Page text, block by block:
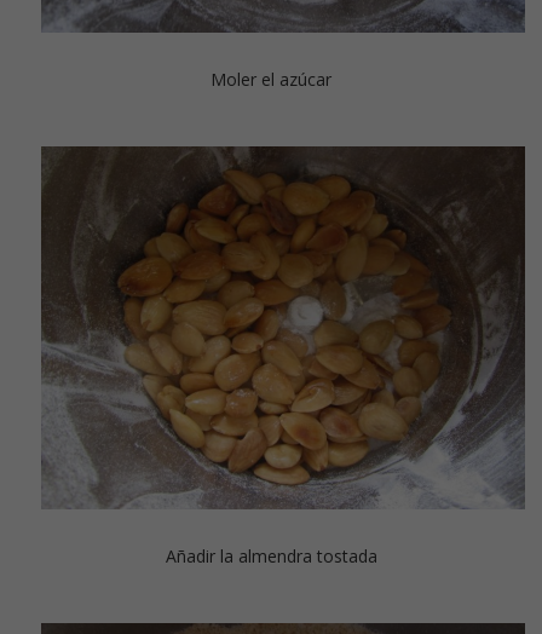
Moler el azúcar
Añadir la almendra tostada